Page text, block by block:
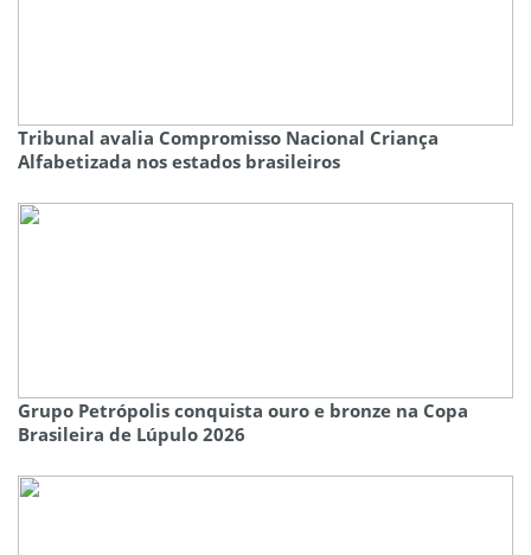
Tribunal avalia Compromisso Nacional Criança
Alfabetizada nos estados brasileiros
Grupo Petrópolis conquista ouro e bronze na Copa
Brasileira de Lúpulo 2026